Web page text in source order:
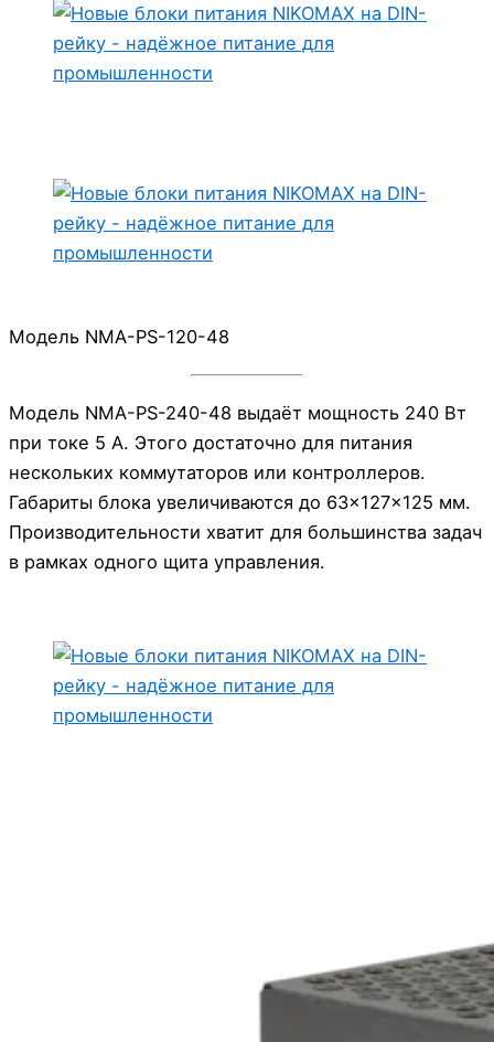
Модель NMA-PS-120-48
Модель NMA-PS-240-48 выдаёт мощность 240 Вт
при токе 5 А. Этого достаточно для питания
нескольких коммутаторов или контроллеров.
Габариты блока увеличиваются до 63×127×125 мм.
Производительности хватит для большинства задач
в рамках одного щита управления.